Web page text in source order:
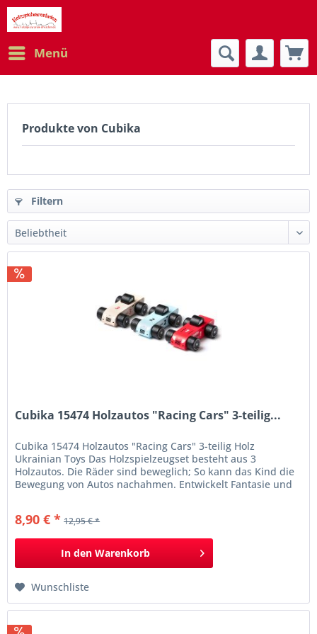
Menü
Produkte von Cubika
Filtern
Cubika 15474 Holzautos "Racing Cars" 3-teilig...
Cubika 15474 Holzautos "Racing Cars" 3-teilig Holz
Ukrainian Toys Das Holzspielzeugset besteht aus 3
Holzautos. Die Räder sind beweglich; So kann das Kind die
Bewegung von Autos nachahmen. Entwickelt Fantasie und
Feinmotorik Farben auf...
8,90 € * 12,95 € *
In den Warenkorb
Wunschliste